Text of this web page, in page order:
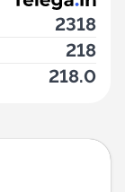
2318
218
218.0